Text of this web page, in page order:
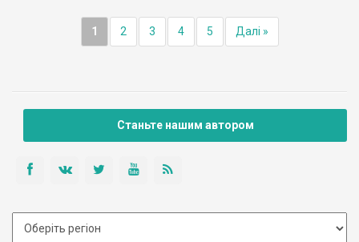
1 2 3 4 5 Далі »
Станьте нашим автором